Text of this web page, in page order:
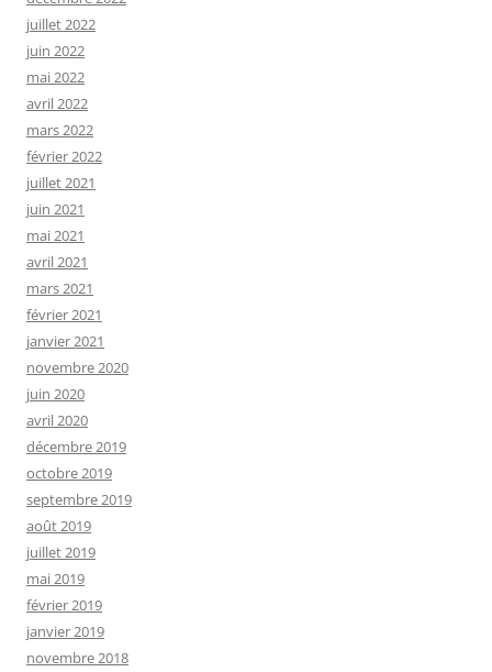
juillet 2022
juin 2022
mai 2022
avril 2022
mars 2022
février 2022
juillet 2021
juin 2021
mai 2021
avril 2021
mars 2021
février 2021
janvier 2021
novembre 2020
juin 2020
avril 2020
décembre 2019
octobre 2019
septembre 2019
août 2019
juillet 2019
mai 2019
février 2019
janvier 2019
novembre 2018